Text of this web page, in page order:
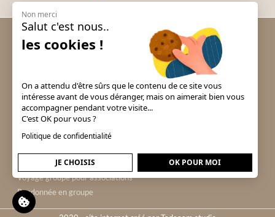
Voyage groupe Espagne
Voyage groupe Londres
Voyage groupe Portugal
Voyage groupe Prague & Tchéquie
Voyage groupe Puy du Fou
Voyage groupe pour comités
d'entreprise
Voyage groupe pour associations
Randonnée en groupe
Non merci
Salut c'est nous..
les cookies !
On a attendu d'être sûrs que le contenu de ce site vous
intéresse avant de vous déranger, mais on aimerait bien vous
accompagner pendant votre visite...
C'est OK pour vous ?
Politique de confidentialité
JE CHOISIS OK POUR MOI